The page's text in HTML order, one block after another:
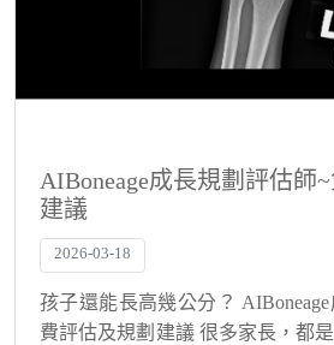
AIBoneage成長規劃評估師
建議
2026-03-18
孩子還能長高幾公分？
費評估及規劃建議 很多家長，都